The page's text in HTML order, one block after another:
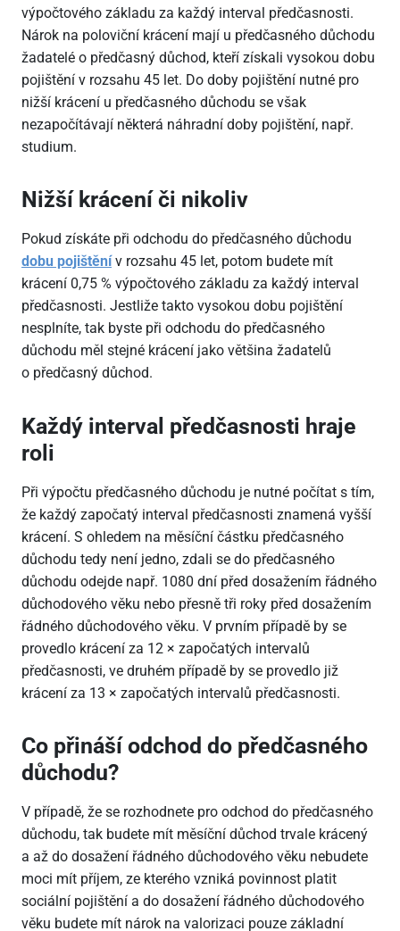
výpočtového základu za každý interval předčasnosti.
Nárok na poloviční krácení mají u předčasného důchodu
žadatelé o předčasný důchod, kteří získali vysokou dobu
pojištění v rozsahu 45 let. Do doby pojištění nutné pro
nižší krácení u předčasného důchodu se však
nezapočítávají některá náhradní doby pojištění, např.
studium.
Nižší krácení či nikoliv
Pokud získáte při odchodu do předčasného důchodu
dobu pojištěnív rozsahu 45 let, potom budete mít
krácení 0,75 % výpočtového základu za každý interval
předčasnosti. Jestliže takto vysokou dobu pojištění
nesplníte, tak byste při odchodu do předčasného
důchodu měl stejné krácení jako většina žadatelů
o předčasný důchod.
Každý interval předčasnosti hraje
roli
Při výpočtu předčasného důchodu je nutné počítat s tím,
že každý započatý interval předčasnosti znamená vyšší
krácení. S ohledem na měsíční částku předčasného
důchodu tedy není jedno, zdali se do předčasného
důchodu odejde např. 1080 dní před dosažením řádného
důchodového věku nebo přesně tři roky před dosažením
řádného důchodového věku. V prvním případě by se
provedlo krácení za 12 × započatých intervalů
předčasnosti, ve druhém případě by se provedlo již
krácení za 13 × započatých intervalů předčasnosti.
Co přináší odchod do předčasného
důchodu?
V případě, že se rozhodnete pro odchod do předčasného
důchodu, tak budete mít měsíční důchod trvale krácený
a až do dosažení řádného důchodového věku nebudete
moci mít příjem, ze kterého vzniká povinnost platit
sociální pojištění a do dosažení řádného důchodového
věku budete mít nárok na valorizaci pouze základní